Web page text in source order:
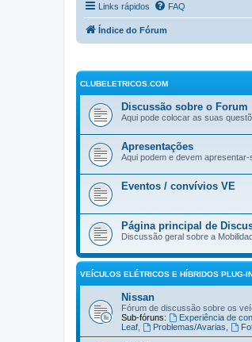
Links rápidos FAQ
Índice do Fórum
CLUBELETRICOS.COM
Discussão sobre o Forum
Aqui pode colocar as suas
Apresentações
Aqui podem e devem
Eventos / convívios VE
Página principal de
Discussão geral sobre a
VEÍCULOS ELÉTRICOS E HÍBRIDOS PLUG-
Nissan
Fórum de discussão sobre os
Sub-fóruns:
Experiência de
Leaf
Problemas/Avarias